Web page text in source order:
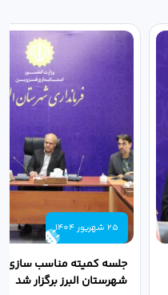
25 شهریور 1404
جلسه کمیته مناسب سازی
شهرستان البرز برگزار شد